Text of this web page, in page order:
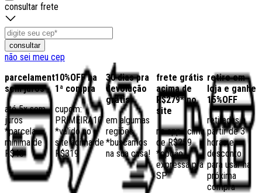
consultar frete
consultar
não sei meu cep
parcelamento
sem juros
até 5x sem
juros
*parcela
mínima de
R$40
10%OFF na
1ª compra
cupom:
PRIMEIRA10
*válido no
site acima de
R$319
30 dias pra
devolução
grátis
em algumas
regiões,
*buscamos
na sua casa!
frete grátis
acima de
R$279* no
site
no app acima
de R$259
*opção
expressa pra
SP
retire em
loja e ganhe
15%OFF
retiradas a
partir de 3
horas e
desconto
para usar na
próxima
compra